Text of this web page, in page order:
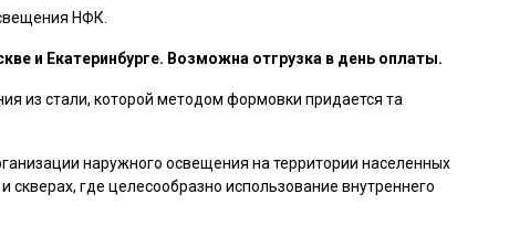
НФК.
и Екатеринбурге. Возможна отгрузка в день оплаты.
из стали, которой методом формовки придается та
наружного освещения на территории населенных
скверах, где целесообразно использование внутреннего